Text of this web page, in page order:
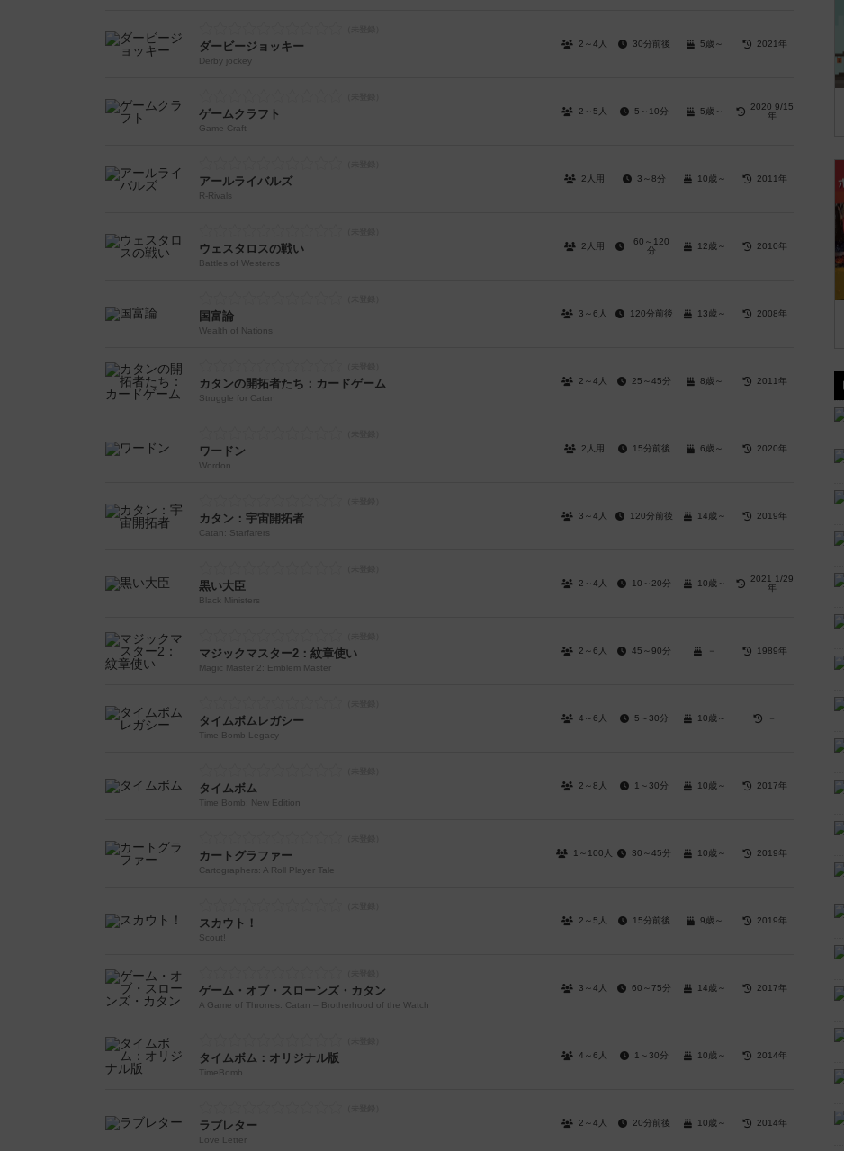
ダービージョッキー
Derby jockey
2～4人 30分前後 5歳～ 2021年
ゲームクラフト
Game Craft
2～5人 5～10分 5歳～
2020 9/15
年
アールライバルズ
R-Rivals
2人用 3～8分 10歳～ 2011年
ウェスタロスの戦い
Battles of Westeros
2人用
60～120
分
12歳～ 2010年
国富論
Wealth of Nations
3～6人 120分前後 13歳～ 2008年
カタンの開拓者たち：カードゲーム
Struggle for Catan
2～4人 25～45分 8歳～ 2011年
ワードン
Wordon
2人用 15分前後 6歳～ 2020年
カタン：宇宙開拓者
Catan: Starfarers
3～4人 120分前後 14歳～ 2019年
黒い大臣
Black Ministers
2～4人 10～20分 10歳～
2021 1/29
年
マジックマスター2：紋章使い
Magic Master 2: Emblem Master
2～6人 45～90分 － 1989年
タイムボムレガシー
Time Bomb Legacy
4～6人 5～30分 10歳～ －
タイムボム
Time Bomb: New Edition
2～8人 1～30分 10歳～ 2017年
カートグラファー
Cartographers: A Roll Player Tale
1～100人 30～45分 10歳～ 2019年
スカウト！
Scout!
2～5人 15分前後 9歳～ 2019年
ゲーム・オブ・スローンズ・カタン
A Game of Thrones: Catan – Brotherhood of the Watch
3～4人 60～75分 14歳～ 2017年
タイムボム：オリジナル版
TimeBomb
4～6人 1～30分 10歳～ 2014年
ラブレター
Love Letter
2～4人 20分前後 10歳～ 2014年